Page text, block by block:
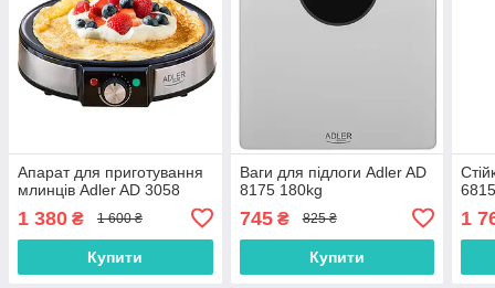
Апарат для приготування
млинців Adler AD 3058
1 380 ₴ 1 600 ₴
Купити
Ваги для підлоги Adler AD
8175 180kg
745₴ 825 ₴
Купити
1